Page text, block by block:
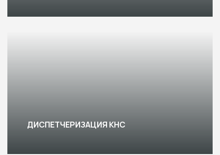
ДИСПЕТЧЕРИЗАЦИЯ КНС